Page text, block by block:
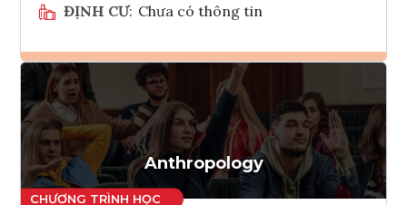
ĐỊNH CƯ: Chưa có thông tin
Ghi danh
Tham vấn Interlink
Anthropology